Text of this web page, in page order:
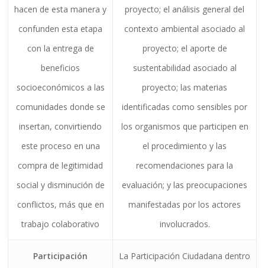
hacen de esta manera y
confunden esta etapa
con la entrega de
beneficios
socioeconómicos a las
comunidades donde se
insertan, convirtiendo
este proceso en una
compra de legitimidad
social y disminución de
conflictos, más que en
trabajo colaborativo
proyecto; el análisis general del
contexto ambiental asociado al
proyecto; el aporte de
sustentabilidad asociado al
proyecto; las materias
identificadas como sensibles por
los organismos que participen en
el procedimiento y las
recomendaciones para la
evaluación; y las preocupaciones
manifestadas por los actores
involucrados.
Participación
La Participación Ciudadana dentro